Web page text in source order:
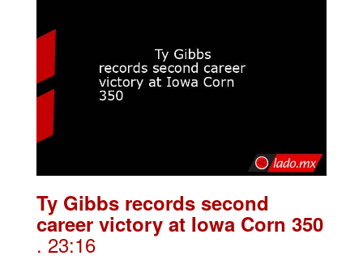
Ty Gibbs records second
career victory at Iowa Corn 350
. 23:16